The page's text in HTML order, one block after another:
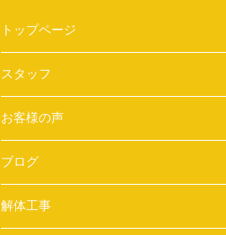
トップページ
スタッフ
お客様の声
ブログ
解体工事